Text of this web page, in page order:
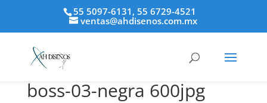
55 5097-6131, 55 6729-4521
ventas@ahdisenos.com.mx
boss-03-negra 600jpg